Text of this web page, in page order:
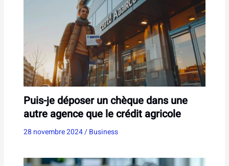
Puis-je déposer un chèque dans une
autre agence que le crédit agricole
28 novembre 2024/Business